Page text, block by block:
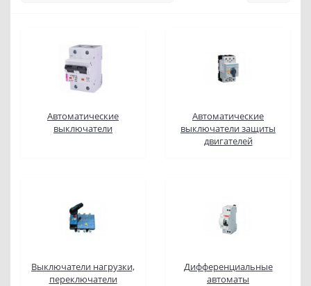
Автоматические
выключатели
Автоматические
выключатели защиты
двигателей
Выключатели нагрузки,
переключатели
Дифференциальные
автоматы